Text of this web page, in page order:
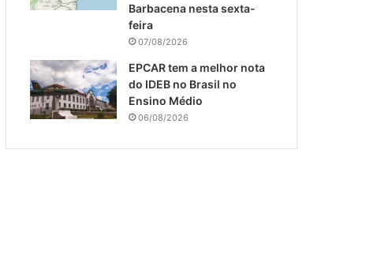
Barbacena nesta sexta-
feira
07/08/2026
EPCAR tem a melhor nota
do IDEB no Brasil no
Ensino Médio
06/08/2026